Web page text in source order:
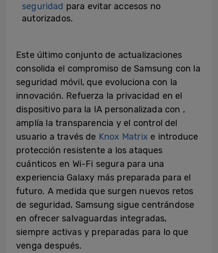
seguridad para evitar accesos no
autorizados.
Este último conjunto de actualizaciones
consolida el compromiso de Samsung con la
seguridad móvil, que evoluciona con la
innovación. Refuerza la privacidad en el
dispositivo para la IA personalizada con ,
amplía la transparencia y el control del
usuario a través de Knox Matrix e introduce
protección resistente a los ataques
cuánticos en Wi-Fi segura para una
experiencia Galaxy más preparada para el
futuro. A medida que surgen nuevos retos
de seguridad, Samsung sigue centrándose
en ofrecer salvaguardas integradas,
siempre activas y preparadas para lo que
venga después.